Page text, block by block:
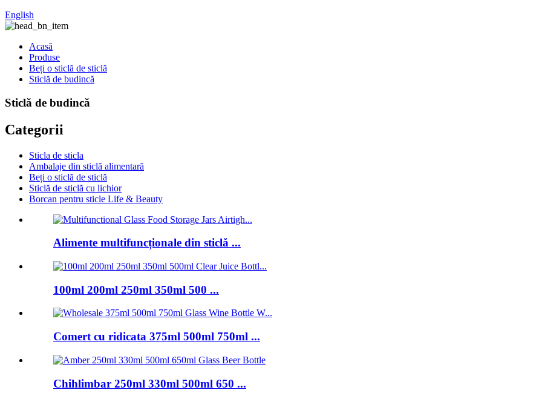
English
Acasă
Produse
Beți o sticlă de sticlă
Sticlă de budincă
Sticlă de budincă
Categorii
Sticla de sticla
Ambalaje din sticlă alimentară
Beți o sticlă de sticlă
Sticlă de sticlă cu lichior
Borcan pentru sticle Life & Beauty
Alimente multifuncționale din sticlă ...
100ml 200ml 250ml 350ml 500 ...
Comert cu ridicata 375ml 500ml 750ml ...
Chihlimbar 250ml 330ml 500ml 650 ...